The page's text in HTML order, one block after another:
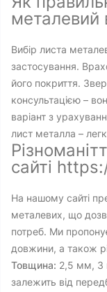
металевий
Вибір листа
застосування.
його покриття.
консультацією –
варіант з
лист металла –
сайті
На нашому сайті
металевих, що
потреб. Ми
довжини, а також
Товщина: 2,5 мм, 3
залежить від